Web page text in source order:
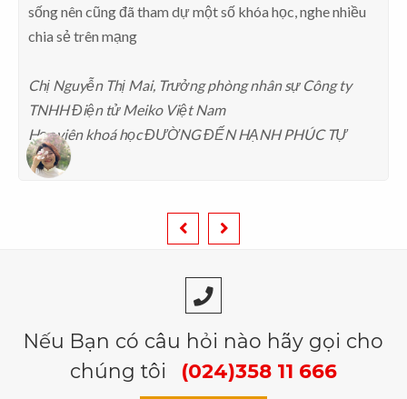
sống nên cũng đã tham dự một số khóa học, nghe nhiều
chia sẻ trên mạng
Chị Nguyễn Thị Mai, Trưởng phòng nhân sự Công ty
TNHH Điện tử Meiko Việt Nam
Học viên khoá học ĐƯỜNG ĐẾN HẠNH PHÚC TỰ
THÂN
Nếu Bạn có câu hỏi nào hãy gọi cho
chúng tôi
(024)358 11 666